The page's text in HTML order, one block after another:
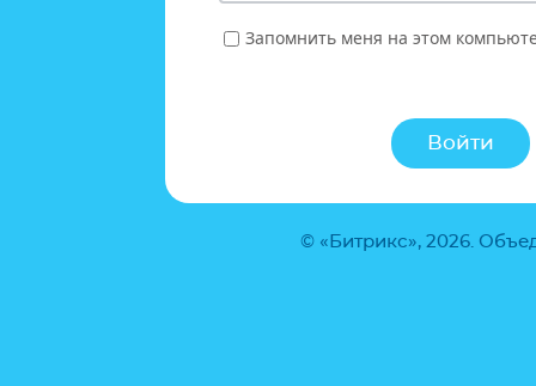
Запомнить меня на этом
© «Битрикс», 2026.